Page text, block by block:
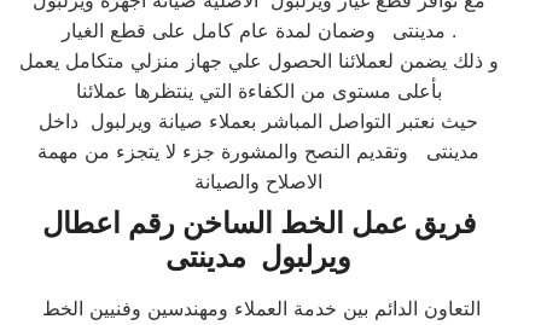
مدينتى وضمان لمدة عام كامل على قطع الغيار.
و ذلك يضمن لعملائنا الحصول علي جهاز منزلي متكامل يعمل
بأعلى مستوى من الكفاءة التي ينتظرها عملائنا
حيث نعتبر التواصل المباشر بعملاء صيانة ويرلبول داخل
مدينتى وتقديم النصح والمشورة جزء لا يتجزء من مهمة
الاصلاح والصيانة
فريق عمل الخط الساخن رقم اعطال
ويرلبول مدينتى
التعاون الدائم بين خدمة العملاء ومهندسين وفنيين الخط